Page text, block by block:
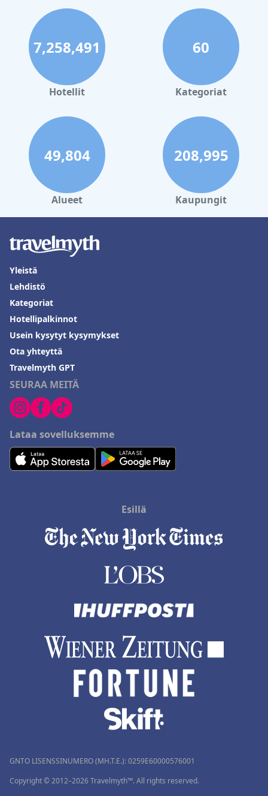
7,258,491
Hotellit
60
Kategoriat
49,804
Alueet
208,995
Kaupungit
SEURAA MEITÄ
Lataa sovelluksemme
Yleistä
Lehdistö
Kategoriat
Hotellipalkinnot
Usein kysytyt kysymykset
Ota yhteyttä
Travelmyth GPT
Esillä
GNTO LISENSSINUMERO (MH.T.E.): 0259Ε60000576001
Copyright © 2012–2026 Travelmyth™. All rights reserved.